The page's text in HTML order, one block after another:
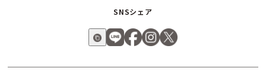
れた深いブルーのエナメルに、銅の細片が夜空に瞬く星々のよ
ひとつひとつ職人の手作業によって焼成されたこの文字盤は、
ブレゲが創造したトゥールビヨンの原理を、224年の時を経て
SNSシェア